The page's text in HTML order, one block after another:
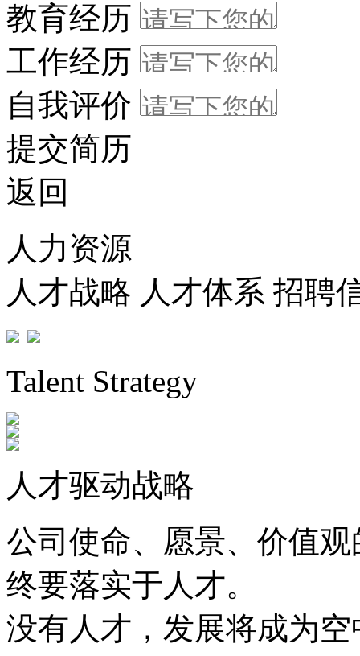
教育经历
工作经历
自我评价
提交简历
返回
人力资源
人才战略 人才体系 招聘
Talent Strategy
人才驱动战略
公司使命、愿景、价
终要落实于人才。
没有人才，发展将成为